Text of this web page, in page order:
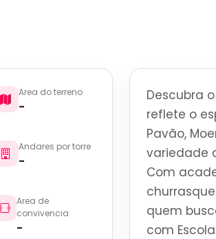
Area do terreno
-
Andares por torre
-
Area de
convivencia
-
Descubra
reflete o
Pavão,
variedade
Com
quem
com